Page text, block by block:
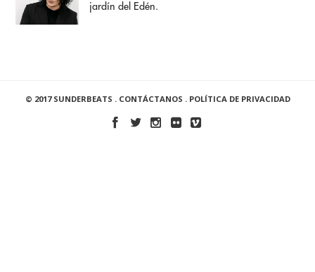
jardín del Edén.
© 2017 SUNDERBEATS . CONTÁCTANOS . POLÍTICA DE PRIVACIDAD